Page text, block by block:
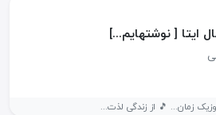
ایتا [ نوشتهایم...]
زمان... 🎵 از زندگی لذت...